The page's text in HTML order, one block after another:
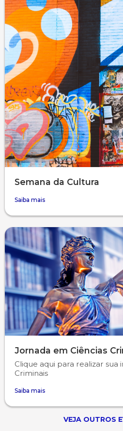
Semana da Cultura
Saiba mais
Jornada em Ciências
Clique aqui para realizar sua
Criminais
Saiba mais
VEJA OUTROS